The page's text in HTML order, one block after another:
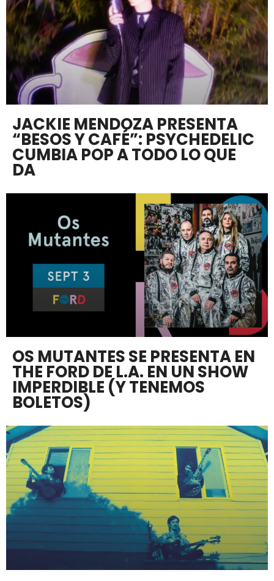
JACKIE MENDOZA PRESENTA
“BESOS Y CAFÉ”: PSYCHEDELIC
CUMBIA POP A TODO LO QUE
DA
OS MUTANTES SE PRESENTA EN
THE FORD DE L.A. EN UN SHOW
IMPERDIBLE (Y TENEMOS
BOLETOS)